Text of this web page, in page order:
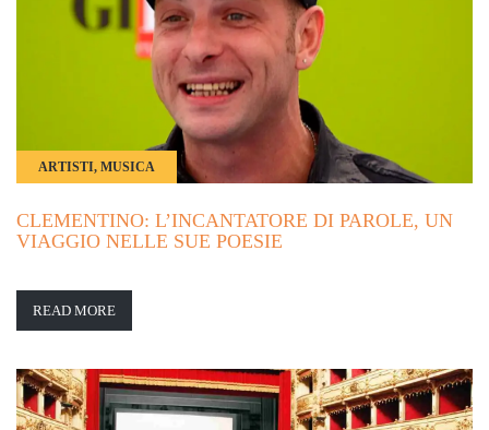
ARTISTI, MUSICA
CLEMENTINO: L’INCANTATORE DI PAROLE, UN
VIAGGIO NELLE SUE POESIE
READ MORE